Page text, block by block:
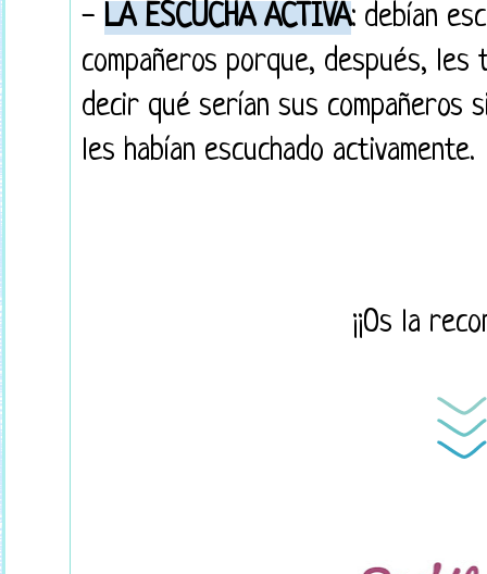
- LA ESCUCHA ACTIVA: debían
compañeros porque, después, les
decir qué serían sus compañeros
les habían escuchado activamente.
¡¡Os la